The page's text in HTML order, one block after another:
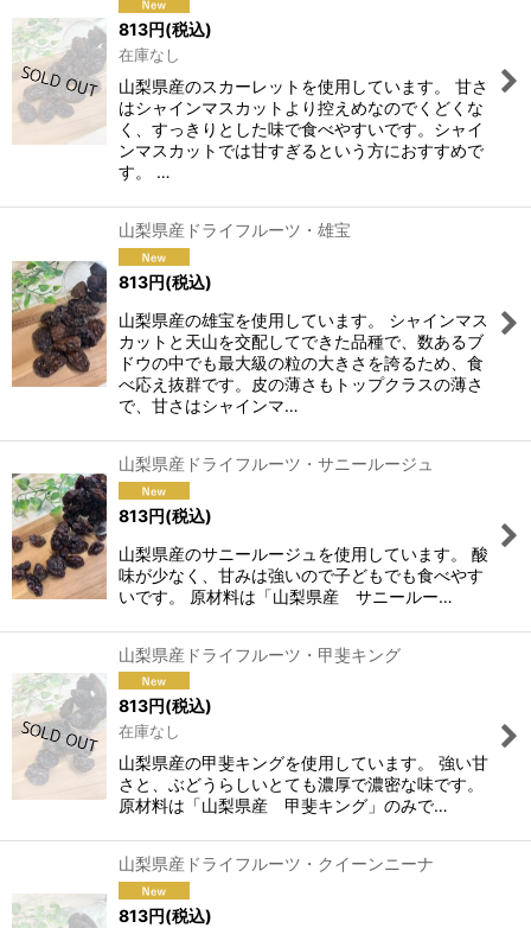
813円(税込)
在庫なし
山梨県産のスカーレットを使用しています。 甘さ
はシャインマスカットより控えめなのでくどくな
く、すっきりとした味で食べやすいです。シャイ
ンマスカットでは甘すぎるという方におすすめで
す。 …
山梨県産ドライフルーツ・雄宝
813円(税込)
山梨県産の雄宝を使用しています。 シャインマス
カットと天山を交配してできた品種で、数あるブ
ドウの中でも最大級の粒の大きさを誇るため、食
べ応え抜群です。皮の薄さもトップクラスの薄さ
で、甘さはシャインマ…
山梨県産ドライフルーツ・サニールージュ
813円(税込)
山梨県産のサニールージュを使用しています。 酸
味が少なく、甘みは強いので子どもでも食べやす
いです。 原材料は「山梨県産 サニールー…
山梨県産ドライフルーツ・甲斐キング
813円(税込)
在庫なし
山梨県産の甲斐キングを使用しています。 強い甘
さと、ぶどうらしいとても濃厚で濃密な味です。
原材料は「山梨県産 甲斐キング」のみで…
山梨県産ドライフルーツ・クイーンニーナ
813円(税込)